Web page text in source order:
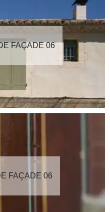
FAÇADE 06
FAÇADE 06